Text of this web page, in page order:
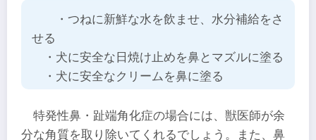
・つねに新鮮な水を飲ませ、水分補給をさ
せる
・犬に安全な日焼け止めを鼻とマズルに塗る
・犬に安全なクリームを鼻に塗る
特発性鼻・趾端角化症の場合には、獣医師が余
分な角質を取り除いてくれるでしょう。また、鼻